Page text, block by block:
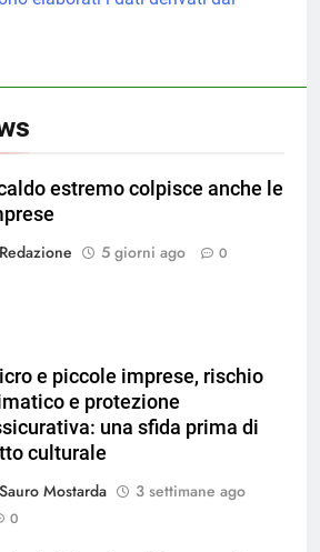
estremo colpisce anche le
Redazione
5 giorni ago 0
e piccole imprese, rischio
e protezione
una sfida prima di
culturale
Sauro Mostarda
3 settimane ago
0